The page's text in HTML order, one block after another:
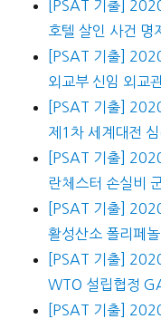
[PSAT 기출]
호텔 살인 사건 명
[PSAT 기출]
외교부 신임 외교
[PSAT 기출]
제1차 세계대전
[PSAT 기출]
란체스터 손실비
[PSAT 기출]
활성산소 폴리페
[PSAT 기출]
WTO 설립협정
[PSAT 기출]